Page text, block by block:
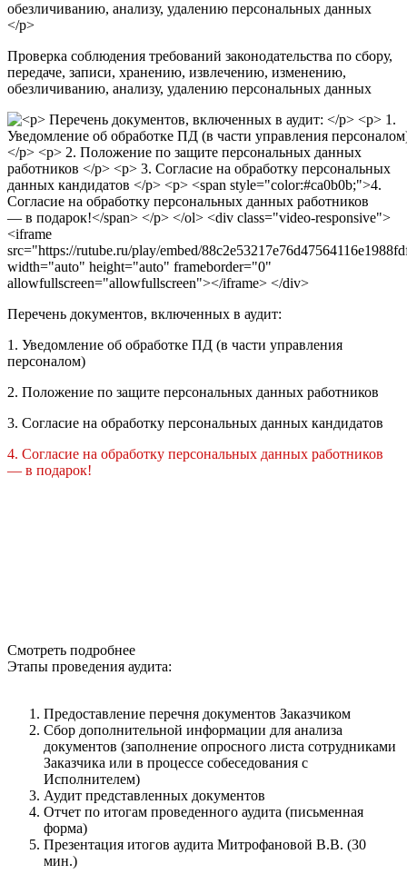
Проверка соблюдения требований законодательства по сбору,
передаче, записи, хранению, извлечению, изменению,
обезличиванию, анализу, удалению персональных данных
Перечень документов, включенных в аудит:
1. Уведомление об обработке ПД (в части управления
персоналом)
2. Положение по защите персональных данных работников
3. Согласие на обработку персональных данных кандидатов
4. Согласие на обработку персональных данных работников
— в подарок!
Смотреть подробнее
Этапы проведения аудита:
Предоставление перечня документов Заказчиком
Сбор дополнительной информации для анализа
документов (заполнение опросного листа сотрудниками
Заказчика или в процессе собеседования с
Исполнителем)
Аудит представленных документов
Отчет по итогам проведенного аудита (письменная
форма)
Презентация итогов аудита Митрофановой В.В. (30
мин.)